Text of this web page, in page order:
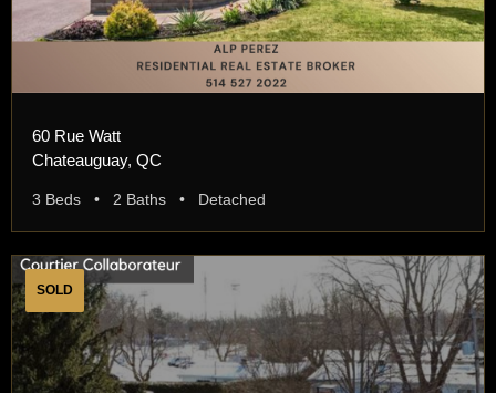
60 Rue Watt
Chateauguay, QC
3 Beds • 2 Baths • Detached
SOLD